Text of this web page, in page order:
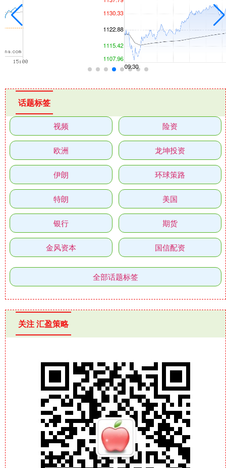
话题标签
视频 险资
欧洲 龙坤投资
伊朗 环球策路
特朗 美国
银行 期货
金风资本 国信配资
全部话题标签
关注 汇盈策略